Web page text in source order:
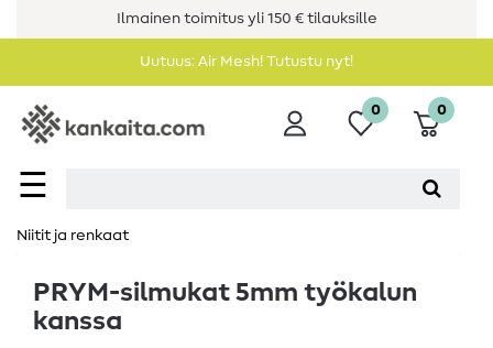
Ilmainen toimitus yli 150 € tilauksille
Uutuus: Air Mesh! Tutustu nyt!
☰
0 0
Niitit ja renkaat
PRYM-silmukat 5mm työkalun
kanssa